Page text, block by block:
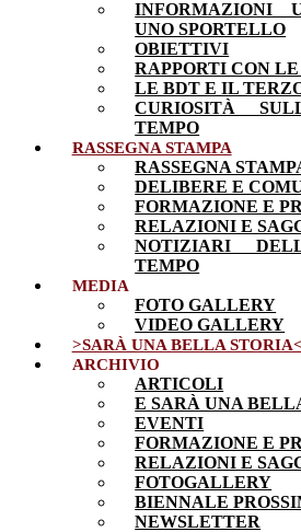
INFORMAZIONI
UNO SPORTELLO
OBIETTIVI
RAPPORTI CON
LE BDT E IL
CURIOSITÀ
TEMPO
RASSEGNA STAMPA
RASSEGNA
DELIBERE E
FORMAZIONE E
RELAZIONI E
NOTIZIARI
TEMPO
MEDIA
FOTO GALLERY
VIDEO GALLERY
>SARÀ UNA BELLA STORIA<
ARCHIVIO
ARTICOLI
E SARÀ UNA
EVENTI
FORMAZIONE E
RELAZIONI E
FOTOGALLERY
BIENNALE
NEWSLETTER